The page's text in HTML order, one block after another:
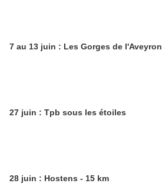
7 au 13 juin : Les Gorges de l'Aveyron
27 juin : Tpb sous les étoiles
28 juin : Hostens - 15 km